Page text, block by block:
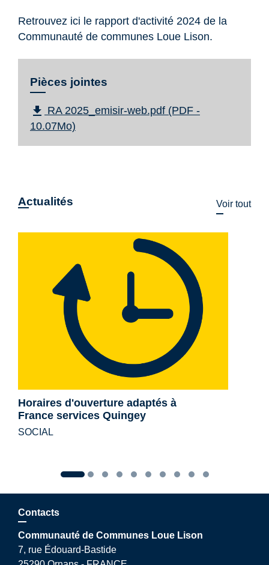
Retrouvez ici le rapport d'activité 2024 de la
Communauté de communes Loue Lison.
Pièces jointes
file_download RA 2025_emisir-web.pdf (PDF -
10.07Mo)
Actualités Voir tout
Horaires d'ouverture adaptés à
France services Quingey
SOCIAL
Contacts
Communauté de Communes Loue Lison
7, rue Édouard-Bastide